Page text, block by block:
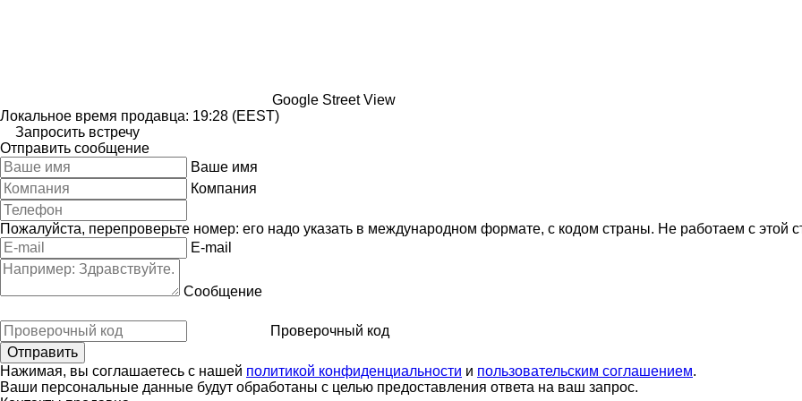
Google Street View
Локальное время продавца: 19:28 (EEST)
Запросить встречу
Отправить сообщение
Ваше имя
Компания
Пожалуйста, перепроверьте номер: его надо указать в международном формате, с кодом страны. Не работаем с этой
E-mail
Сообщение
Проверочный код
Нажимая, вы соглашаетесь с нашей политикой конфиденциальности и пользовательским соглашением.
Ваши персональные данные будут обработаны с целью предоставления ответа на ваш запрос.